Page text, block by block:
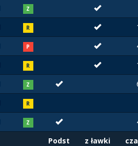
Z
R
P
R
Z
R
Z
Podst z ławki